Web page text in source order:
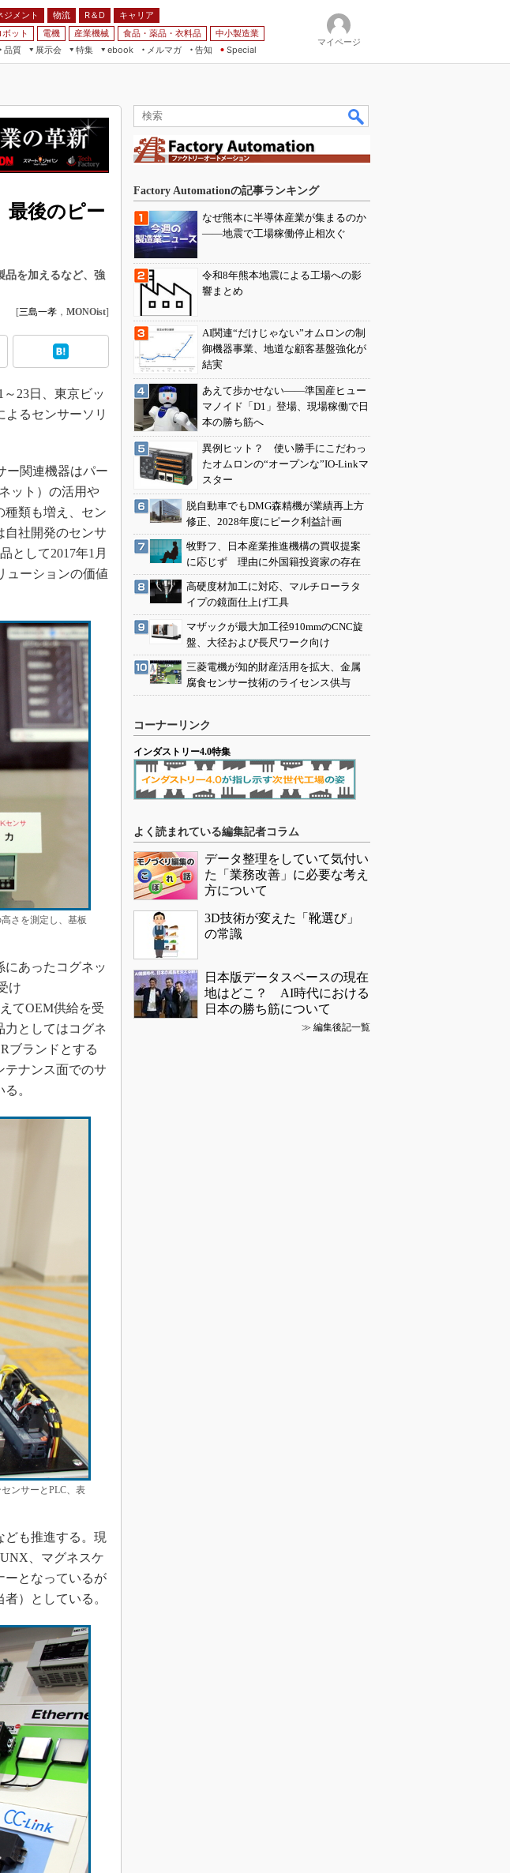
ジメント 物流 R＆D
キャリア
ボット 電機 産業機械 食品・薬品・衣料品
中小製造業
品質
展示会
グ
特集
ebook
ト
メルマガ
告知 Special
マイページ
最後のピー
品を加えるなど、強
[三島一孝 ， MONOist]
23日、東京ビッ
よるセンサーソリ
ー関連機器はパー
ット）の活用や
種類も増え、セン
自社開発のセンサ
として2017年1月
ューションの価値
さを測定し、基板
あったコグネッ
け
てOEM供給を受
力としてはコグネ
ブランドとする
テナンス面でのサ
。
ンサーとPLC、表
も推進する。現
、マグネスケ
ーとなっているが
）としている。
Factory Automationの記事ランキング
なぜ熊本に半導体産業が集まるのか
――地震で工場稼働停止相次ぐ
令和8年熊本地震による工場への影
響まとめ
AI関連“だけじゃない”オムロンの制
御機器事業、地道な顧客基盤強化が
結実
あえて歩かせない――準国産ヒュー
マノイド「D1」登場、現場稼働で日
本の勝ち筋へ
異例ヒット？ 使い勝手にこだわっ
たオムロンの“オープンな”IO-Linkマ
スター
脱自動車でもDMG森精機が業績再上方
修正、2028年度にピーク利益計画
牧野フ、日本産業推進機構の買収提案
に応じず 理由に外国籍投資家の存在
高硬度材加工に対応、マルチローラタ
イプの鏡面仕上げ工具
マザックが最大加工径910mmのCNC旋
盤、大径および長尺ワーク向け
三菱電機が知的財産活用を拡大、金属
腐食センサー技術のライセンス供与
コーナーリンク
インダストリー4.0特集
よく読まれている編集記者コラム
データ整理をしていて気付い
た「業務改善」に必要な考え
方について
3D技術が変えた「靴選び」
の常識
日本版データスペースの現在
地はどこ？ AI時代における
日本の勝ち筋について
≫ 編集後記一覧